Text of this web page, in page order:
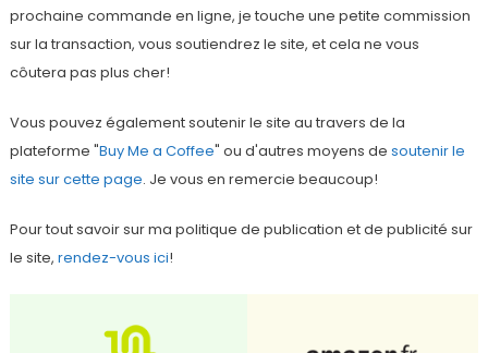
prochaine commande en ligne, je touche une petite commission
sur la transaction, vous soutiendrez le site, et cela ne vous
côutera pas plus cher!
Vous pouvez également soutenir le site au travers de la
plateforme "Buy Me a Coffee" ou d'autres moyens de soutenir le
site sur cette page. Je vous en remercie beaucoup!
Pour tout savoir sur ma politique de publication et de publicité sur
le site, rendez-vous ici!